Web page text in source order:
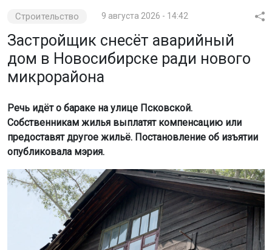
Строительство 9 августа 2026 - 14:42
Застройщик снесёт аварийный
дом в Новосибирске ради нового
микрорайона
Речь идёт о бараке на улице Псковской.
Собственникам жилья выплатят компенсацию или
предоставят другое жильё. Постановление об изъятии
опубликовала мэрия.